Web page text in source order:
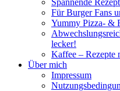
Spannende
Für Burger Fans
Yummy Pizza- &
lecker!
Kaffee – Rezepte
Über mich
Impressum